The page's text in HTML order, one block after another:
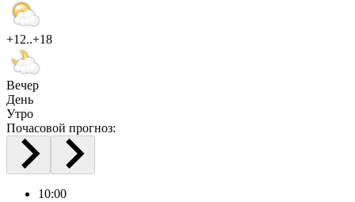
+12..+18
Вечер
День
Утро
Почасовой прогноз:
10:00